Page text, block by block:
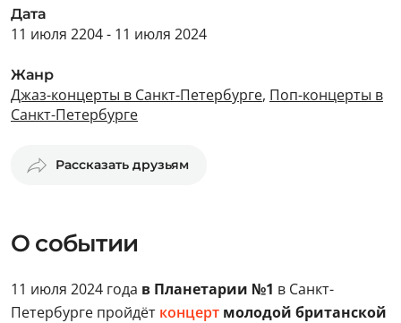
Дата
11 июля 2204 - 11 июля 2024
Жанр
Джаз-концерты в Санкт-Петербурге, Поп-концерты в
Санкт-Петербурге
Рассказать друзьям
О событии
11 июля 2024 года в Планетарии №1 в Санкт-
Петербурге пройдёт концерт молодой британской